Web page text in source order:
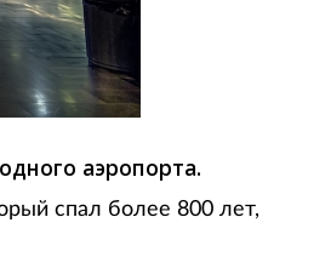
аэропорта.
спал более 800 лет,